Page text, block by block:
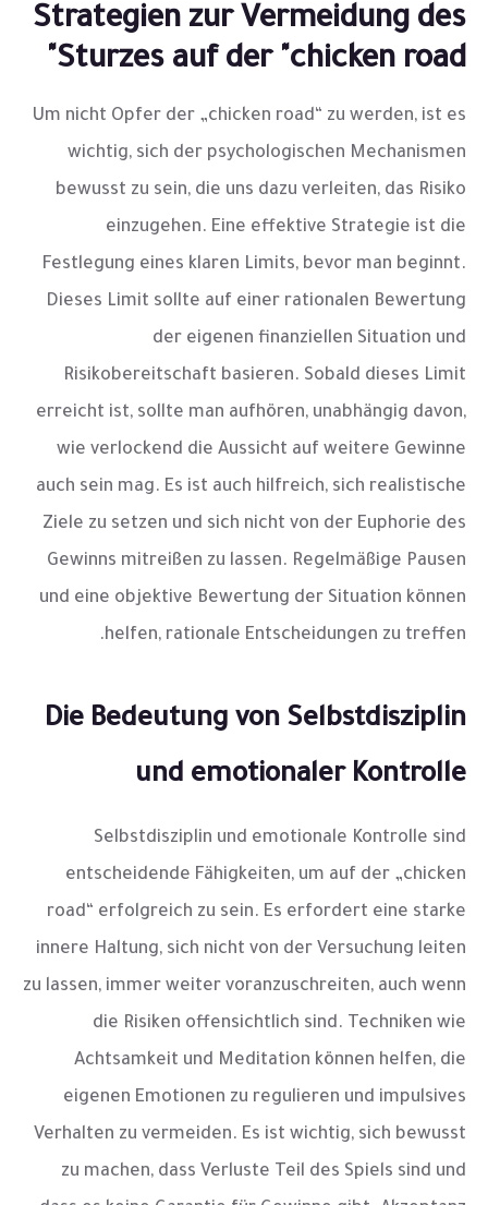
Strategien zur Vermeidung des
Sturzes auf der "chicken road"
Um nicht Opfer der „chicken road“ zu werden, ist es
wichtig, sich der psychologischen Mechanismen
bewusst zu sein, die uns dazu verleiten, das Risiko
einzugehen. Eine effektive Strategie ist die
Festlegung eines klaren Limits, bevor man beginnt.
Dieses Limit sollte auf einer rationalen Bewertung
der eigenen finanziellen Situation und
Risikobereitschaft basieren. Sobald dieses Limit
erreicht ist, sollte man aufhören, unabhängig davon,
wie verlockend die Aussicht auf weitere Gewinne
auch sein mag. Es ist auch hilfreich, sich realistische
Ziele zu setzen und sich nicht von der Euphorie des
Gewinns mitreißen zu lassen. Regelmäßige Pausen
und eine objektive Bewertung der Situation können
helfen, rationale Entscheidungen zu treffen.
Die Bedeutung von Selbstdisziplin
und emotionaler Kontrolle
Selbstdisziplin und emotionale Kontrolle sind
entscheidende Fähigkeiten, um auf der „chicken
road“ erfolgreich zu sein. Es erfordert eine starke
innere Haltung, sich nicht von der Versuchung leiten
zu lassen, immer weiter voranzuschreiten, auch wenn
die Risiken offensichtlich sind. Techniken wie
Achtsamkeit und Meditation können helfen, die
eigenen Emotionen zu regulieren und impulsives
Verhalten zu vermeiden. Es ist wichtig, sich bewusst
zu machen, dass Verluste Teil des Spiels sind und